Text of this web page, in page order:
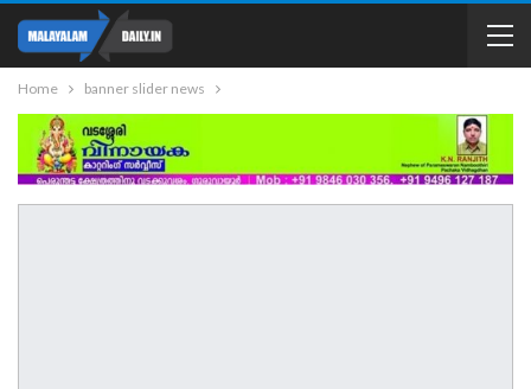
Home banner slider news